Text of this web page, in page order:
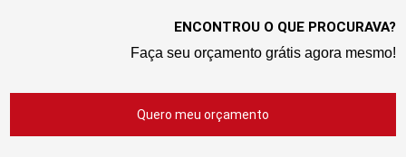
ENCONTROU O QUE PROCURAVA?
Faça seu orçamento grátis agora mesmo!
Quero meu orçamento